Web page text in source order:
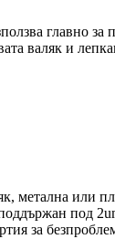
главно за
валяк и
метална или
под
за